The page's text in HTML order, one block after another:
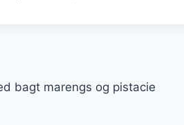
bagt marengs og pistacie